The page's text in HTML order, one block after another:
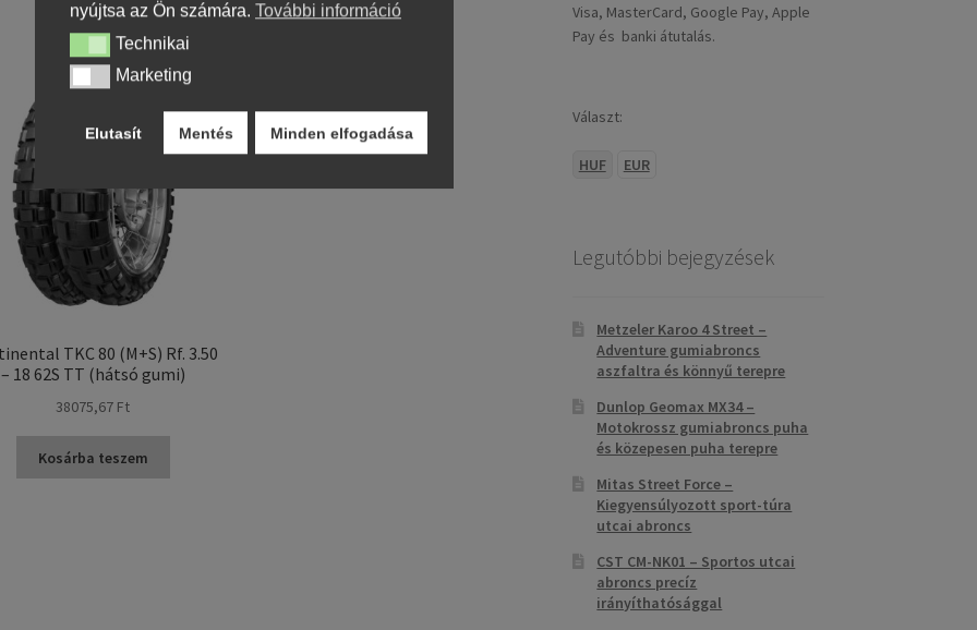
TKC 80 (M+S) Rf. 3.50
– 18 62S TT (hátsó gumi)
38075,67 Ft
Kosárba teszem
Visa, MasterCard, Google Pay, Apple
Pay és banki átutalás.
Választ:
HUF EUR
Legutóbbi bejegyzések
Metzeler Karoo 4 Street –
Adventure gumiabroncs
aszfaltra és könnyű terepre
Dunlop Geomax MX34 –
Motokrossz gumiabroncs puha
és közepesen puha terepre
Mitas Street Force –
Kiegyensúlyozott sport-túra
utcai abroncs
CST CM-NK01 – Sportos utcai
abroncs precíz
irányíthatósággal
nyújtsa az Ön számára. További információ
TechnikaiTechnikai
MarketingMarketing
Elutasít Mentés Minden elfogadása